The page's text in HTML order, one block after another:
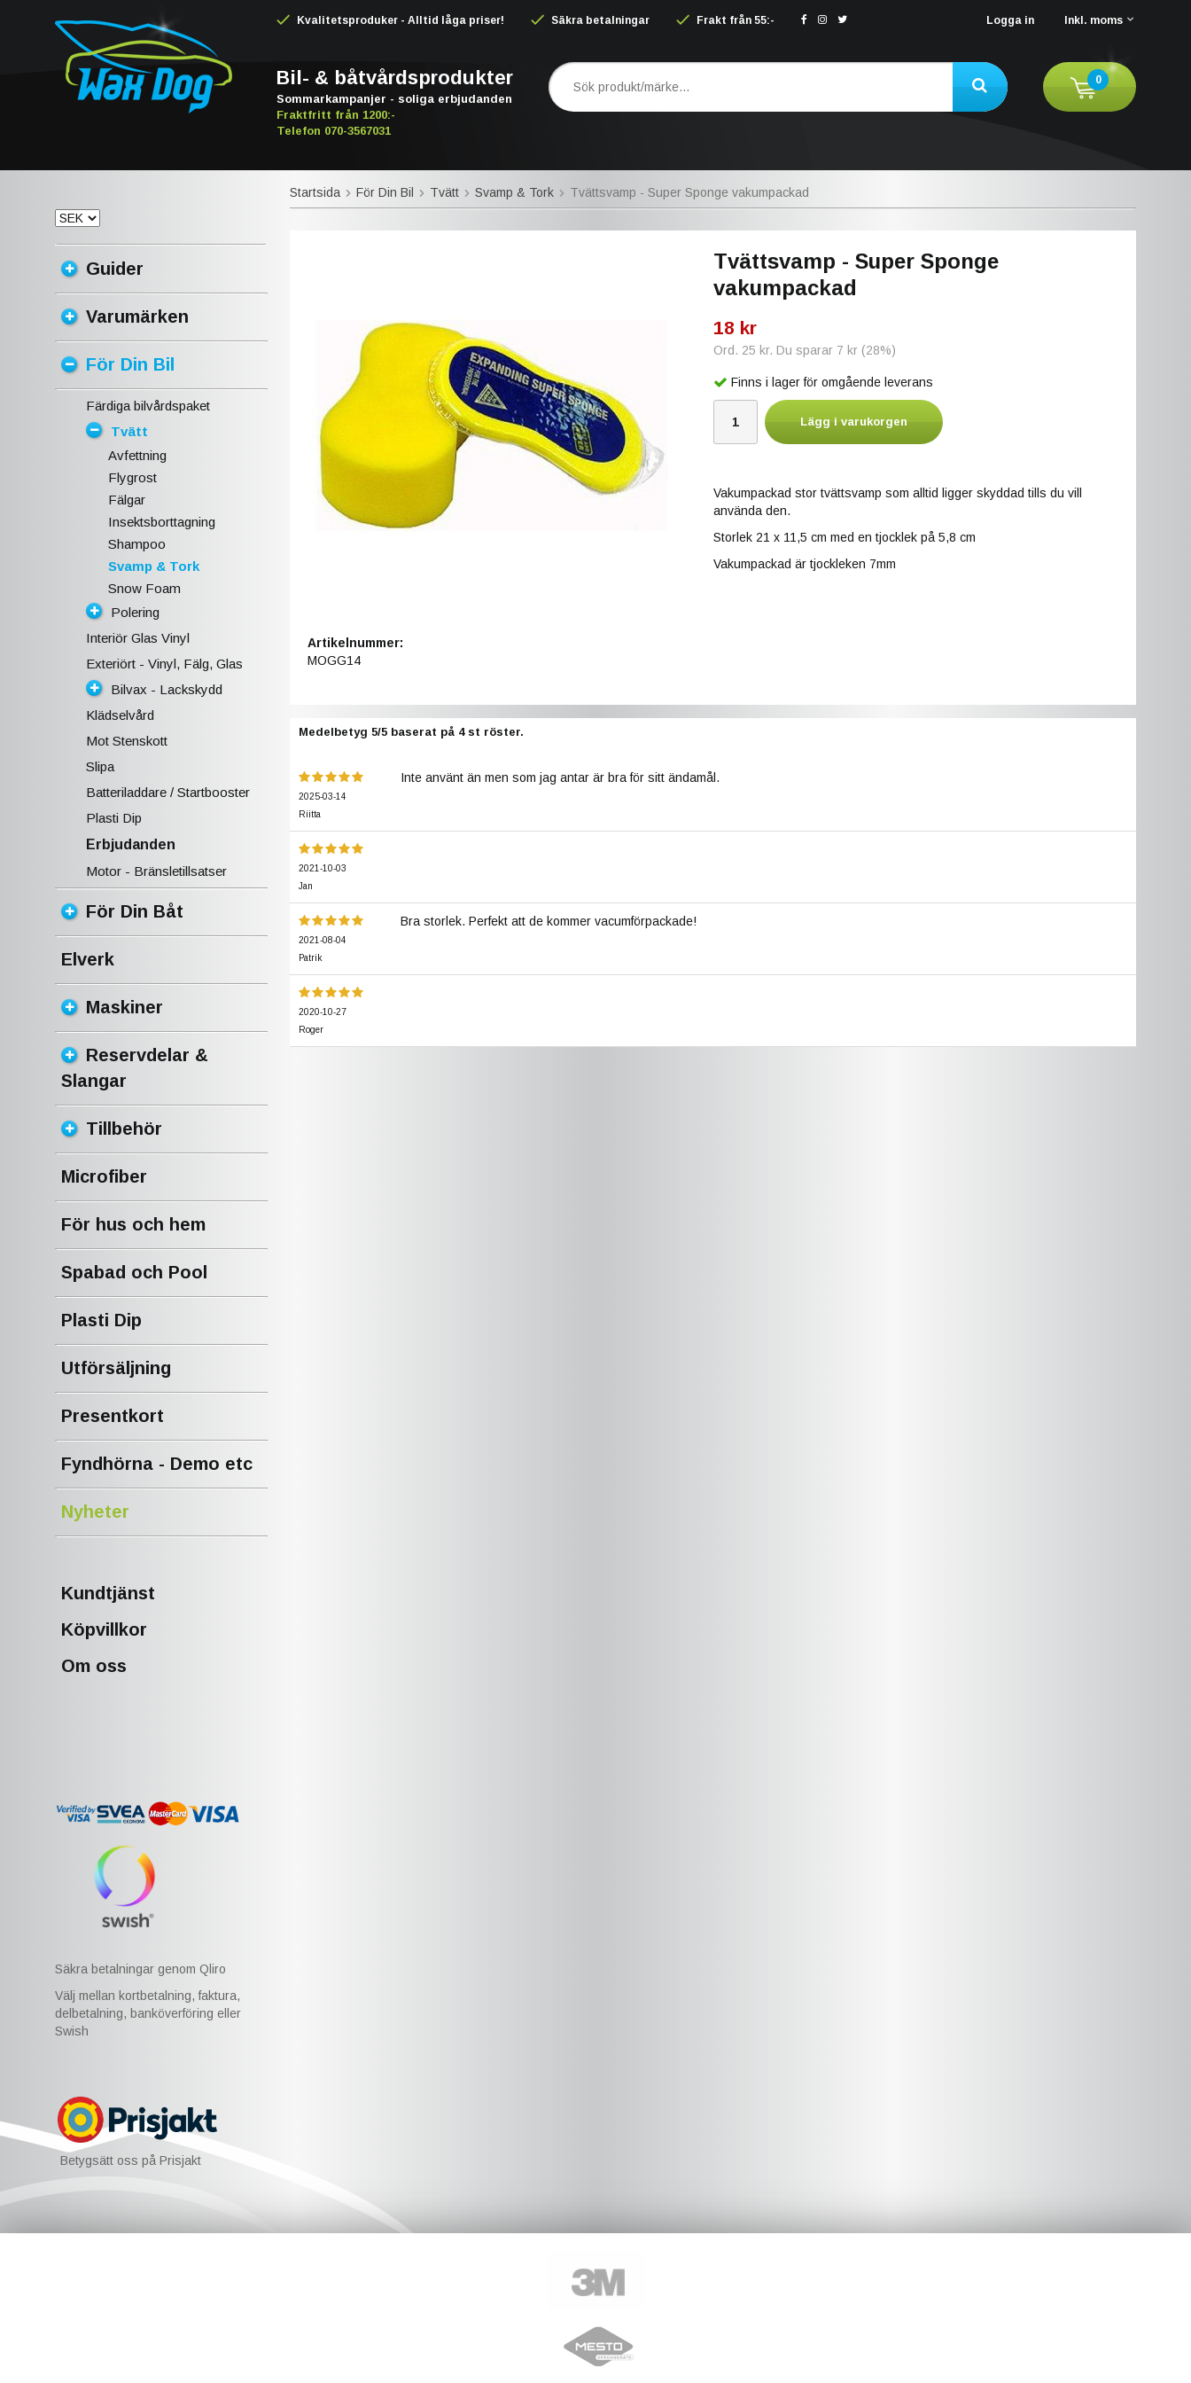
Kvalitetsproduker - Alltid låga priser! Säkra betalningar Frakt från 55:- Logga in Inkl. moms
Bil- & båtvårdsprodukter
Sommarkampanjer - soliga erbjudanden
Fraktfritt från 1200:-
Telefon 070-3567031
0
Guider
Varumärken
För Din Bil
Färdiga bilvårdspaket
Tvätt
Avfettning
Flygrost
Fälgar
Insektsborttagning
Shampoo
Svamp & Tork
Snow Foam
Polering
Interiör Glas Vinyl
Exteriört - Vinyl, Fälg, Glas
Bilvax - Lackskydd
Klädselvård
Mot Stenskott
Slipa
Batteriladdare / Startbooster
Plasti Dip
Erbjudanden
Motor - Bränsletillsatser
För Din Båt
Elverk
Maskiner
Reservdelar &
Slangar
Tillbehör
Microfiber
För hus och hem
Spabad och Pool
Plasti Dip
Utförsäljning
Presentkort
Fyndhörna - Demo etc
Nyheter
Kundtjänst
Köpvillkor
Om oss
Säkra betalningar genom Qliro
Välj mellan kortbetalning, faktura,
delbetalning, banköverföring eller
Swish
Betygsätt oss på Prisjakt
Startsida För Din Bil Tvätt Svamp & Tork Tvättsvamp - Super Sponge vakumpackad
Tvättsvamp - Super Sponge
vakumpackad
18 kr
Ord. 25 kr. Du sparar 7 kr(28%)
Finns i lager för omgående leverans
Lägg i varukorgen
Vakumpackad stor tvättsvamp som alltid ligger skyddad tills du vill
använda den.
Storlek 21 x 11,5 cm med en tjocklek på 5,8 cm
Vakumpackad är tjockleken 7mm
Artikelnummer:
MOGG14
Medelbetyg 5/5 baserat på 4st röster.
2025-03-14
Riitta
Inte använt än men som jag antar är bra för sitt ändamål.
2021-10-03
Jan
2021-08-04
Patrik
Bra storlek. Perfekt att de kommer vacumförpackade!
2020-10-27
Roger